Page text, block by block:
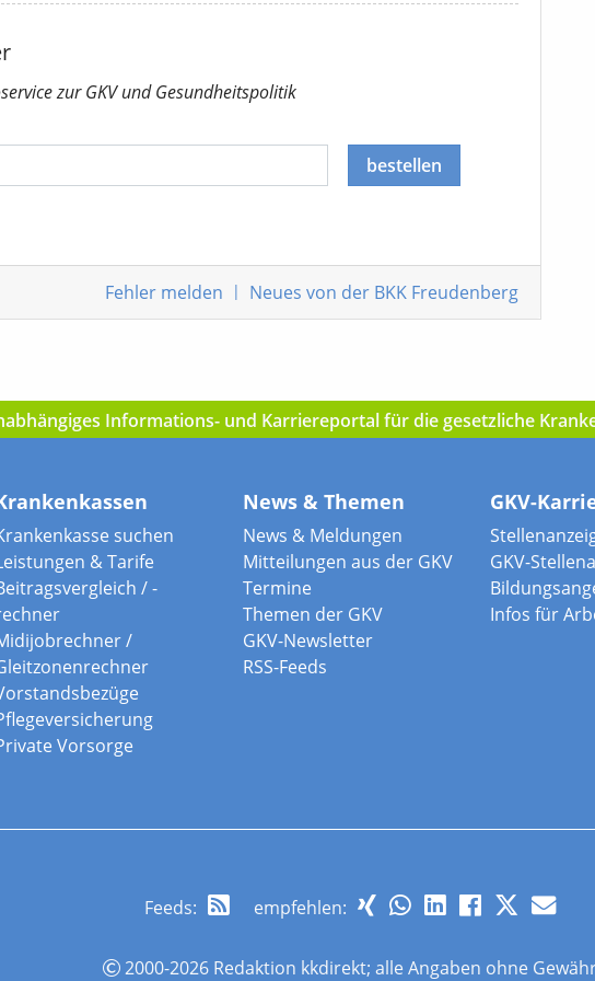
zur GKVund Gesundheitspolitik
bestellen
Fehler melden | Neues von der BKK Freudenberg
Informations- und Karriereportal für die gesetzliche
suchen
& Tarife
/ -
/
Vorsorge
News & Themen
News & Meldungen
Mitteilungen aus der GKV
Termine
Themen der GKV
GKV-Newsletter
RSS-Feeds
GKV-
GKV-
Infos für
Feeds: empfehlen:
2000-2026 Redaktion kkdirekt; alle Angaben ohne